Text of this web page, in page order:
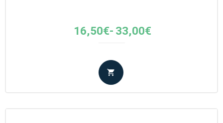
16,50€- 33,00€
Fascia
prezzo:
da
16,50€